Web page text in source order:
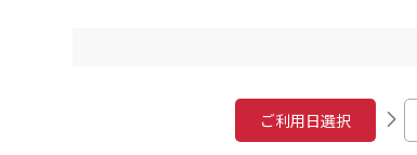
ご利用日選択